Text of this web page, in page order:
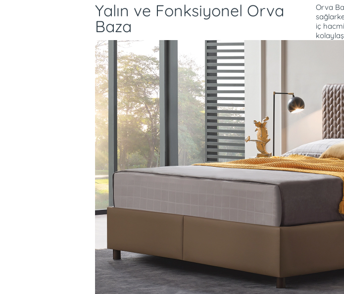
Yalın ve Fonksiyonel Orva
Baza
Orva
iç
Çökmeye karşı dayanıklı olarak üretilir.
Orva Baza, çökmeye karşı dayanıklı çelik konstrüksiyonu
sayesinde uzun süreli ve güvenli kullanım imkanı sunar.